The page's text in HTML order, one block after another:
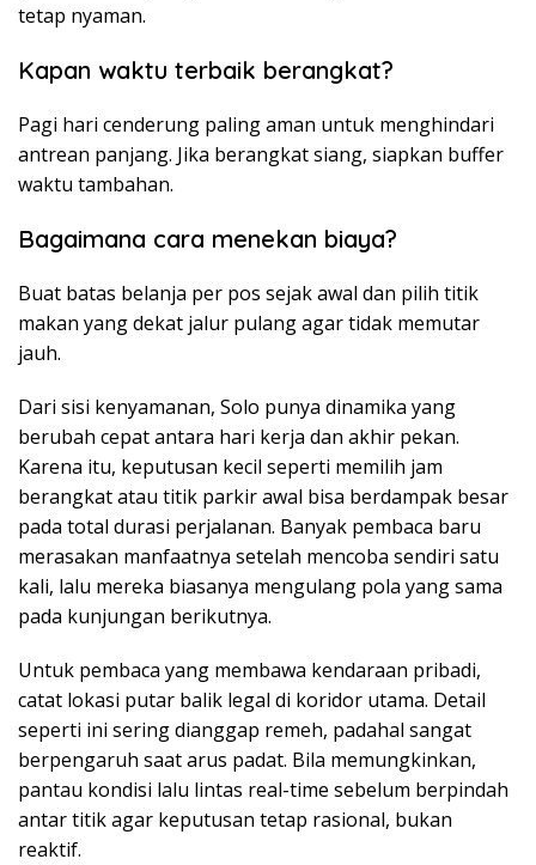
tetap nyaman.
Kapan waktu terbaik berangkat?
Pagi hari cenderung paling aman untuk menghindari
antrean panjang. Jika berangkat siang, siapkan buffer
waktu tambahan.
Bagaimana cara menekan biaya?
Buat batas belanja per pos sejak awal dan pilih titik
makan yang dekat jalur pulang agar tidak memutar
jauh.
Dari sisi kenyamanan, Solo punya dinamika yang
berubah cepat antara hari kerja dan akhir pekan.
Karena itu, keputusan kecil seperti memilih jam
berangkat atau titik parkir awal bisa berdampak besar
pada total durasi perjalanan. Banyak pembaca baru
merasakan manfaatnya setelah mencoba sendiri satu
kali, lalu mereka biasanya mengulang pola yang sama
pada kunjungan berikutnya.
Untuk pembaca yang membawa kendaraan pribadi,
catat lokasi putar balik legal di koridor utama. Detail
seperti ini sering dianggap remeh, padahal sangat
berpengaruh saat arus padat. Bila memungkinkan,
pantau kondisi lalu lintas real-time sebelum berpindah
antar titik agar keputusan tetap rasional, bukan
reaktif.